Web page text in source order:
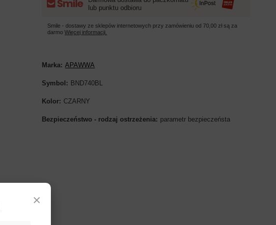
lub punktu odbioru
Smile - dostawy ze sklepów internetowych przy zamówieniu od 70,00 zł są za
darmoWięcej informacji.
Marka APAWWA
Symbol BND740BL
Kolor CZARNY
Bezpieczeństwo - rodzaj ostrzeżenia parametr bezpieczeństa
×